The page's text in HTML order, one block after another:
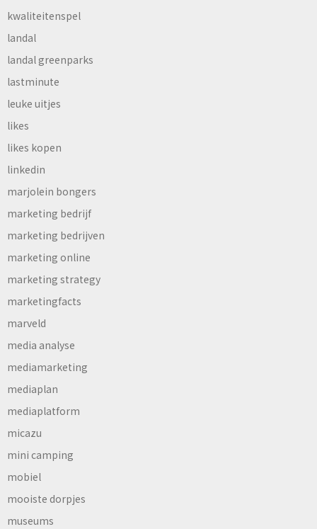
kwaliteitenspel
landal
landal greenparks
lastminute
leuke uitjes
likes
likes kopen
linkedin
marjolein bongers
marketing bedrijf
marketing bedrijven
marketing online
marketing strategy
marketingfacts
marveld
media analyse
mediamarketing
mediaplan
mediaplatform
micazu
mini camping
mobiel
mooiste dorpjes
museums